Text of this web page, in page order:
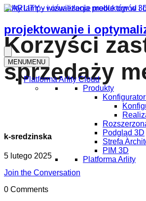
projektowanie i
MENUMENU
Platforma Arlity Cloud
Produkty
Podgląd 3D
Strefa
PIM 3D
Platforma Arlity
Arlity lampy i oświetlenie meble ogród i
Korzyści
sprzedaży
k-sredzinska
5 lutego 2025
Join the Conversation
0 Comments